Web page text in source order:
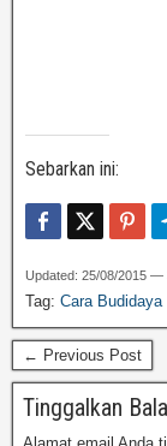
Sebarkan ini:
Updated: 25/08/2015 —
Tag: Cara
← Previous Post
Tinggalkan